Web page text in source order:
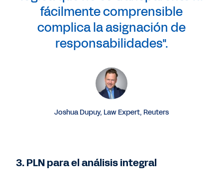
fácilmente comprensible
complica la asignación de
responsabilidades".
Joshua Dupuy, Law Expert, Reuters
3. PLN para el análisis integral